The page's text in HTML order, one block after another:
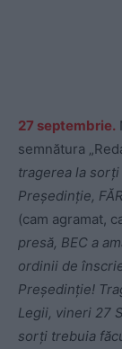
27 septembrie.
semnătura
tragerea la
Președinție,
(cam agramat,
presă, BEC a
ordinii de
Președinție!
Legii, vineri 27
sorți trebuia